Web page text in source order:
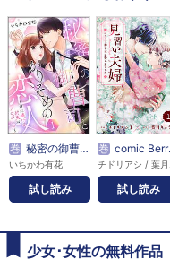
巻 秘密の御曹司とかりそめの恋人 ～君に捧げる約束のプロポーズ～（単話版）
いちかわ有花
試し読み
巻 comic Berry’s見習い夫婦～エリート御曹司に娶られました～
試し読み
少女･女性の無料作品